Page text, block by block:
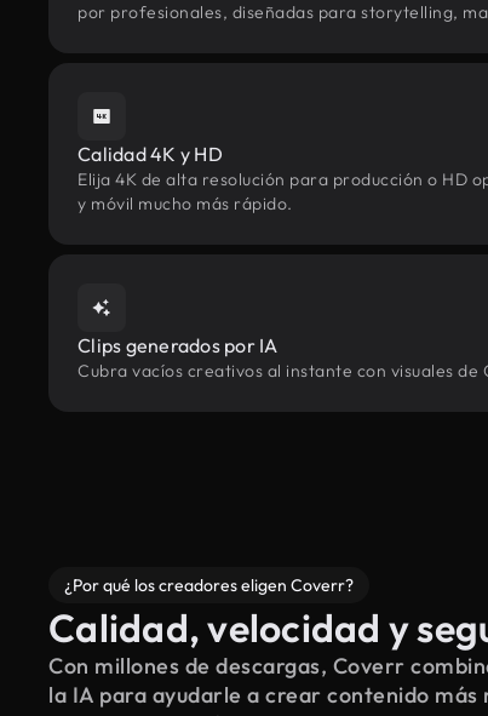
por profesionales, diseñadas para storytelling,
Calidad 4K y HD
Elija 4K de alta resolución para producción o HD
y móvil mucho más rápido.
Clips generados por IA
Cubra vacíos creativos al instante con visuales
¿Por qué los creadores eligen Coverr?
Calidad, velocidad y
Con millones de descargas, Coverr
la IA para ayudarle a crear contenido